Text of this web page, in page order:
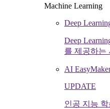
Machine Learning
Deep
Deep
를 제공하는
AI
UPDATE
인공 지능